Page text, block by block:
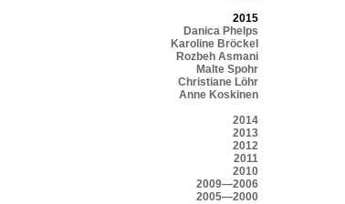
2015
Danica Phelps
Karoline Bröckel
Rozbeh Asmani
Malte Spohr
Christiane Löhr
Anne Koskinen
2014
2013
2012
2011
2010
2009—2006
2005—2000